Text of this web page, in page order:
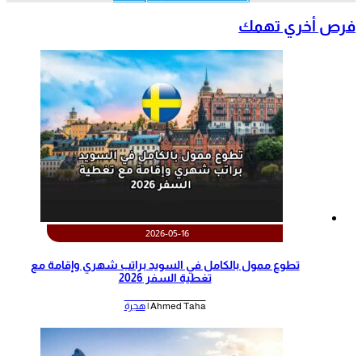
أخري تهمك
2026-05-16
تطوع ممول بالكامل في السويد براتب شهري وإقامة مع
تغطية السفر 2026
Ahmed Taha | هجرة